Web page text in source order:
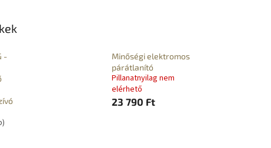
-
Minőségi elektromos
párátlanító
Pillanatnyilag nem
elérhető
23 790 Ft